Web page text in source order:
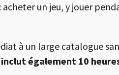
un jeu, y jouer
à un large catalogue
également 10